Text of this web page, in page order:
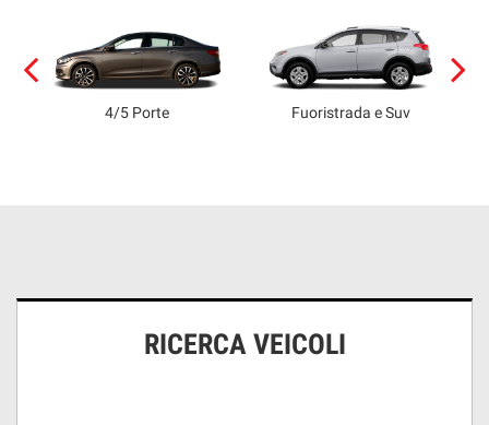
4/5 Porte Fuoristrada e Suv
RICERCA VEICOLI